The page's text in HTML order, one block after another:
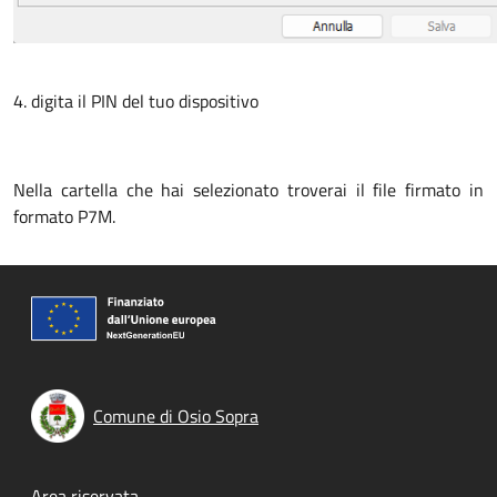
4. digita il PIN del tuo dispositivo
Nella cartella che hai selezionato troverai il file firmato in
formato P7M.
Comune di Osio Sopra